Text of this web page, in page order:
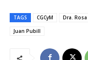
TAGS CGCyM Dra.
Juan Pubill